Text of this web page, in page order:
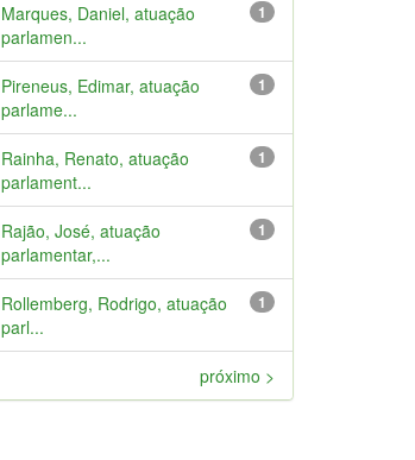
1
Marques, Daniel, atuação
parlamen...
1
Pireneus, Edimar, atuação
parlame...
1
Rainha, Renato, atuação
parlament...
1
Rajão, José, atuação
parlamentar,...
1
Rollemberg, Rodrigo, atuação
parl...
próximo >